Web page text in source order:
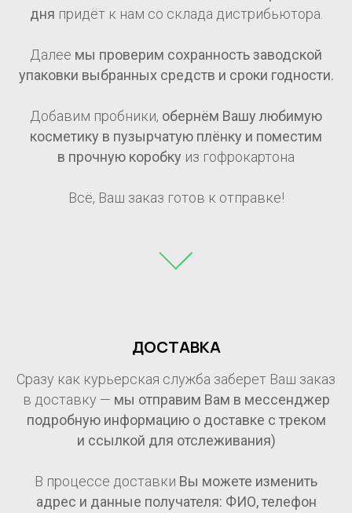
дня придёт к нам со склада дистрибьютора.
Далее мы проверим сохранность заводской
упаковки выбранных средств и сроки годности.
Добавим пробники, обернём Вашу любимую
косметику в пузырчатую плёнку и поместим
в прочную коробку из гофрокартона
Всё, Ваш заказ готов к отправке!
ДОСТАВКА
Сразу как курьерская служба заберет Ваш заказ
в доставку — мы отправим Вам в мессенджер
подробную информацию о доставке с треком
и ссылкой для отслеживания)
В процессе доставки Вы можете изменить
адрес и данные получателя: ФИО, телефон